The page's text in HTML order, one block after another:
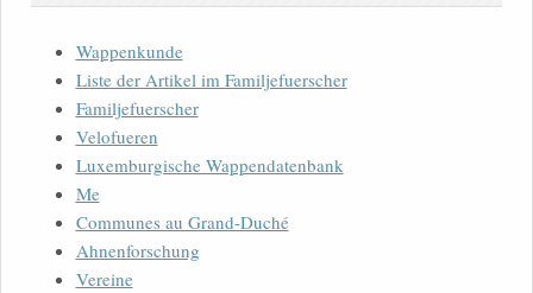
Wappenkunde
Liste der Artikel im Familjefuerscher
Familjefuerscher
Velofueren
Luxemburgische Wappendatenbank
Me
Communes au Grand-Duché
Ahnenforschung
Vereine